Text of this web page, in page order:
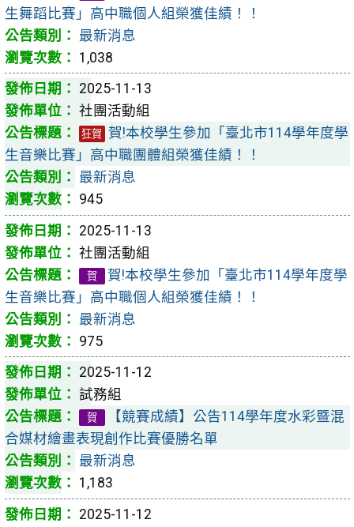
生舞蹈比賽」高中職個人組榮獲佳績！！
最新消息
1,038
2025-11-13
社團活動組
狂賀
賀!本校學生參加「臺北市114學年度學
生音樂比賽」高中職團體組榮獲佳績！！
最新消息
945
2025-11-13
社團活動組
賀
賀!本校學生參加「臺北市114學年度學
生音樂比賽」高中職個人組榮獲佳績！！
最新消息
975
2025-11-12
試務組
賀
【競賽成績】公告114學年度水彩暨混
合媒材繪畫表現創作比賽優勝名單
最新消息
1,183
2025-11-12